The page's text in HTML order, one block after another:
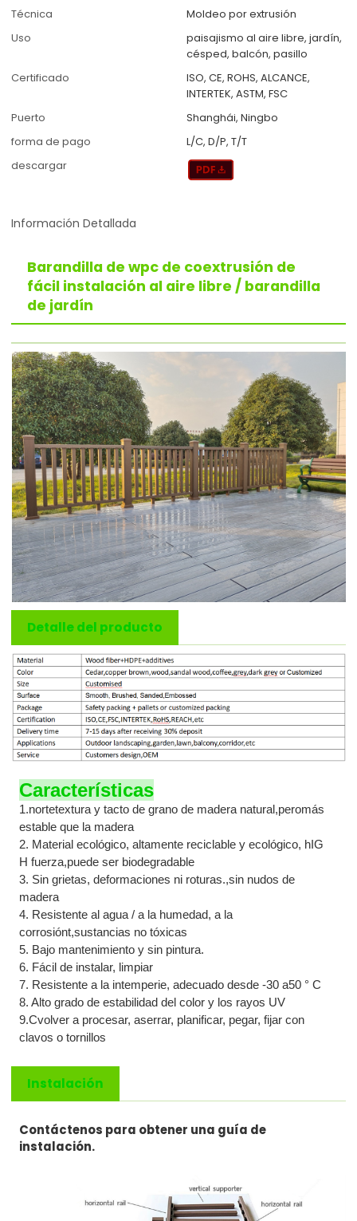
Técnica
Moldeo por extrusión
Uso
paisajismo al aire libre, jardín,
césped, balcón, pasillo
Certificado
ISO, CE, ROHS, ALCANCE,
INTERTEK, ASTM, FSC
Puerto
Shanghái, Ningbo
forma de pago
L/C, D/P, T/T
descargar
Información Detallada
Barandilla de wpc de coextrusión de
fácil instalación al aire libre / barandilla
de jardín
Detalle del producto
Características
1.nortetextura y tacto de grano de madera natural ,peromás
estable que la madera
2. Material ecológico, altamente reciclable y ecológico, h IG
H fuerza,puede ser biodegradable
3. Sin grietas, deformaciones ni roturas.,sin nudos de
madera
4. Resistente al agua / a la humedad, a la
corrosiónt,sustancias no tóxicas
5. Bajo mantenimiento y sin pintura.
6. Fácil de instalar, limpiar
7. Resistente a la intemperie, adecuado desde -30 a50 ° C
8. Alto grado de estabilidad del color y los rayos UV
9.Cvolver a procesar, aserrar, planificar, pegar, fijar con
clavos o tornillos
Instalación
Contáctenos para obtener una guía de
instalación.